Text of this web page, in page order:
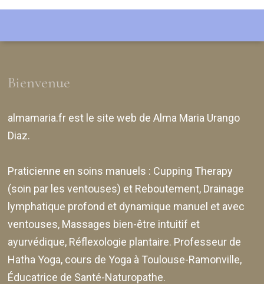
Bienvenue
almamaria.fr est le site web deAlma Maria Urango
Diaz.
Praticienne en soins manuels : Cupping Therapy
(soin par les ventouses) et Reboutement, Drainage
lymphatique profond et dynamique manuel et avec
ventouses, Massages bien-être intuitif et
ayurvédique, Réflexologie plantaire. Professeur de
Hatha Yoga, cours de Yoga à Toulouse-Ramonville,
Éducatrice de Santé-Naturopathe.